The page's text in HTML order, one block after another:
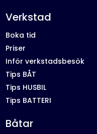
Verkstad
Boka tid
Priser
Inför verkstadsbesök
Tips BÅT
Tips HUSBIL
Tips BATTERI
Båtar